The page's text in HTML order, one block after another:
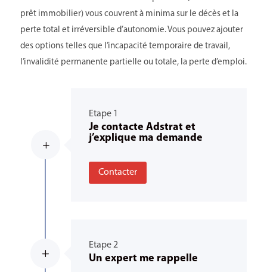
prêt immobilier) vous couvrent à minima sur le décès et la
perte total et irréversible d’autonomie. Vous pouvez ajouter
des options telles que l’incapacité temporaire de travail,
l’invalidité permanente partielle ou totale, la perte d’emploi.
L
Etape 1
Je contacte Adstrat et
j’explique ma demande
Contacter
L
Etape 2
Un expert me rappelle